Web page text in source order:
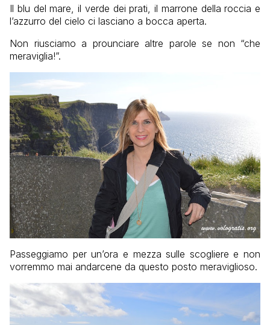
Il blu del mare, il verde dei prati, il marrone della roccia e
l’azzurro del cielo ci lasciano a bocca aperta.
Non riusciamo a prounciare altre parole se non “che
meraviglia!”.
Passeggiamo per un’ora e mezza sulle scogliere e non
vorremmo mai andarcene da questo posto meraviglioso.